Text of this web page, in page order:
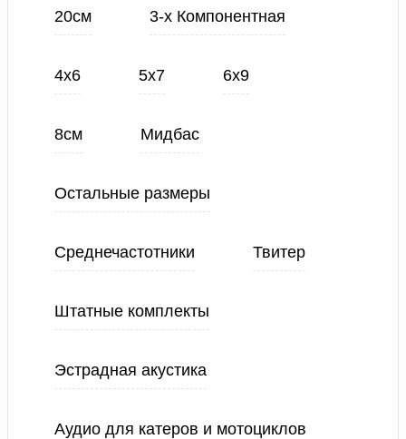
20см 3-х Компонентная
4х6 5х7 6х9
8см Мидбас
Остальные размеры
Среднечастотники Твитер
Штатные комплекты
Эстрадная акустика
Аудио для катеров и мотоциклов